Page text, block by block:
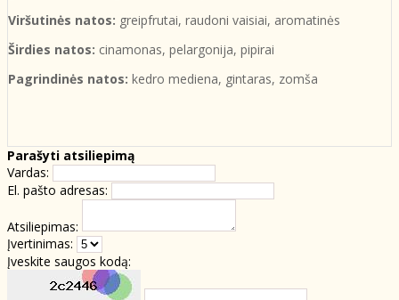
Viršutinės natos: greipfrutai, raudoni vaisiai, aromatinės
Širdies natos: cinamonas, pelargonija, pipirai
Pagrindinės natos: kedro mediena, gintaras, zomša
Parašyti atsiliepimą
Vardas:
El. pašto adresas:
Atsiliepimas:
Įvertinimas:
Įveskite saugos kodą: